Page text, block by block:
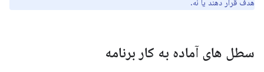
هدف قرار دهند یا نه.
سطل های آماده به کار برنامه